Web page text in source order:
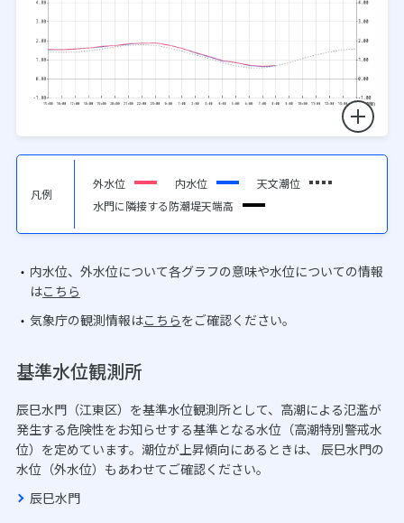
凡例
外水位 内水位
天文潮位
水門に隣接する防潮堤天端高
内水位、外水位について各グラフの意味や水位についての情報
はこちら
気象庁の観測情報はこちらをご確認ください。
基準水位観測所
辰巳水門（江東区）を基準水位観測所として、高潮による氾濫が
発生する危険性をお知らせする基準となる水位（高潮特別警戒水
位）を定めています。潮位が上昇傾向にあるときは、 辰巳水門の
水位（外水位）もあわせてご確認ください。
辰巳水門